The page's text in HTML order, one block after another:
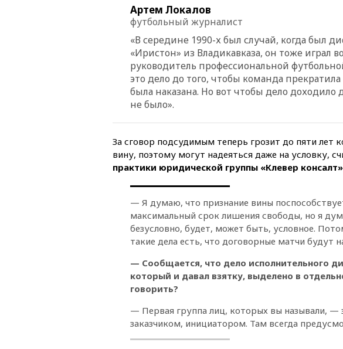
Артем Локалов
футбольный журналист
«В середине 1990-х был случай, когда был
«Иристон» из Владикавказа, он тоже играл
руководитель профессиональной
это дело до того, чтобы команда
была наказана. Но вот чтобы дело доходило
не было».
За сговор подсудимым теперь грозит до пяти лет
вину, поэтому могут надеяться даже на условку,
практики юридической группы «Клевер
— Я думаю, что признание вины
максимальный срок лишения свободы, но я
безусловно, будет, может быть, условное.
такие дела есть, что договорные матчи будут
— Сообщается, что дело исполнительного
который и давал взятку, выделено в
говорить?
— Первая группа лиц, которых вы называли, —
заказчиком, инициатором. Там всегда